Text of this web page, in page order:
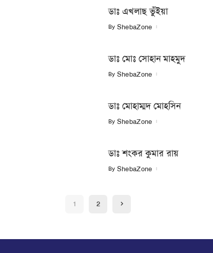
ডাঃ এখলাছ ভুঁইয়া
By ShebaZone
ডাঃ মোঃ সোহান মাহমুদ
By ShebaZone
ডাঃ মোহাম্মদ মোহসিন
By ShebaZone
ডাঃ শংকর কুমার রায়
By ShebaZone
1 2